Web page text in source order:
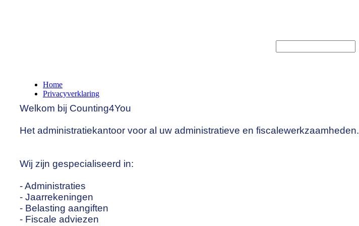
Welkom bij Counting4You
Het administratiekantoor voor al uw administratieve en fiscalewerkzaamheden.
Wij zijn gespecialiseerd in:
- Administraties
- Jaarrekeningen
- Belasting aangiften
- Fiscale adviezen
Home
Privacyverklaring